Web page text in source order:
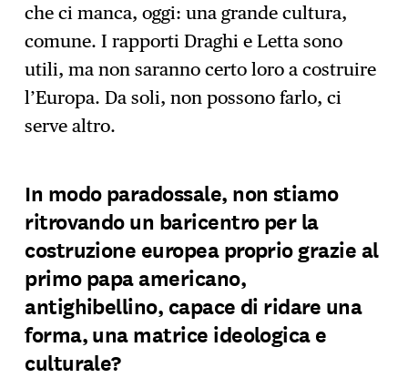
che ci manca, oggi: una grande cultura,
comune. I rapporti Draghi e Letta sono
utili, ma non saranno certo loro a costruire
l’Europa. Da soli, non possono farlo, ci
serve altro.
In modo paradossale, non stiamo
ritrovando un baricentro per la
costruzione europea proprio grazie al
primo papa americano,
antighibellino, capace di ridare una
forma, una matrice ideologica e
culturale?